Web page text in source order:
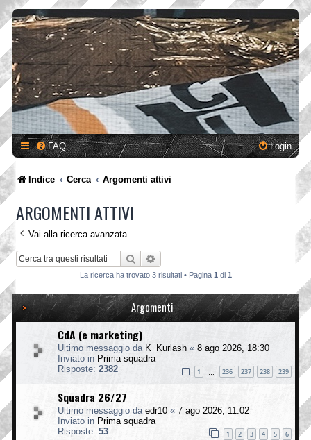
FAQ Login
Indice Cerca Argomenti attivi
ARGOMENTI ATTIVI
Vai alla ricerca avanzata
Cerca
La ricerca ha trovato 3 risultati • Pagina 1 di 1
Argomenti
CdA (e marketing)
Ultimo messaggio da K_Kurlash « 8 ago 2026, 18:30
Inviato in Prima squadra
Risposte: 2382 1 236 237 238 239
Squadra 26/27
Ultimo messaggio da edr10 « 7 ago 2026, 11:02
Inviato in Prima squadra
Risposte: 53 1 2 3 4 5 6